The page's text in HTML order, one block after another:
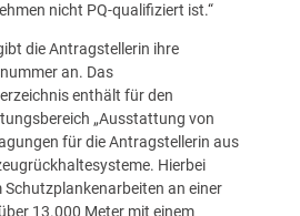
nicht PQ-qualifiziert ist.“
die Antragstellerin ihre
an. Das
enthält für den
„Ausstattung von
für die Antragstellerin aus
Hierbei
Schutzplankenarbeiten an einer
13.000 Meter mit einem